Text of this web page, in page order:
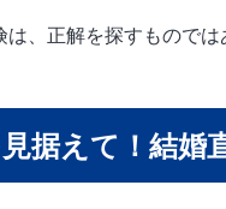
、正解を探すもので
据えて！結婚